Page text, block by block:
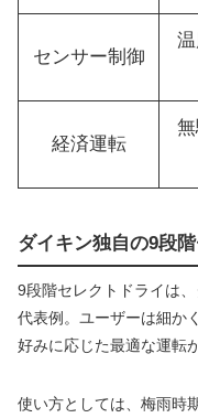
センサー制御
経済運転
ダイキン独自の9段
9段階セレクトドライは
代表例。ユーザーは細か
好みに応じた最適な運転
使い方としては、梅雨時